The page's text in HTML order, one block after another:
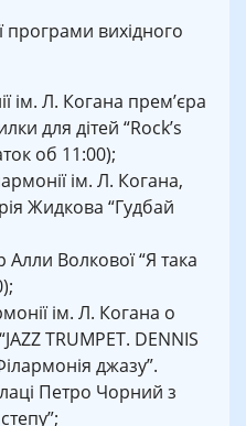
програми вихідного
ім. Л. Когана прем’єра
для дітей “Rock’s
об 11:00);
ім. Л. Когана,
Жидкова “Гудбай
Волкової “Я така
ім. Л. Когана о
TRUMPET. DENNIS
джазу”.
Петро Чорний з